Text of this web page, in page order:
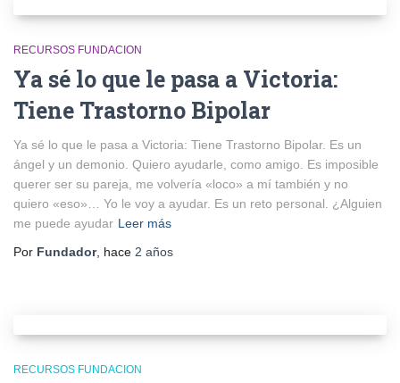
RECURSOS FUNDACION
Ya sé lo que le pasa a Victoria:
Tiene Trastorno Bipolar
Ya sé lo que le pasa a Victoria: Tiene Trastorno Bipolar. Es un
ángel y un demonio. Quiero ayudarle, como amigo. Es imposible
querer ser su pareja, me volvería «loco» a mí también y no
quiero «eso»… Yo le voy a ayudar. Es un reto personal. ¿Alguien
me puede ayudar Leer más
Por Fundador, hace 2 años
RECURSOS FUNDACION